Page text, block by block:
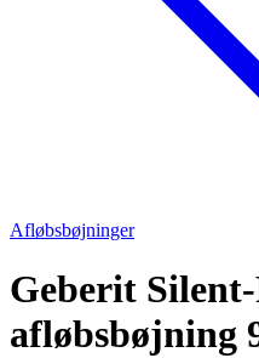
Afløbsbøjninger
Geberit
afløbsbøjning